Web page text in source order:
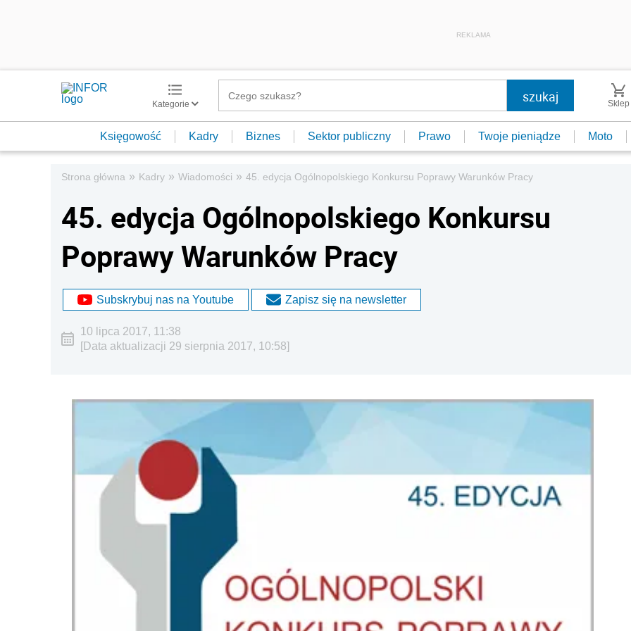
REKLAMA
Kategorie Sklep
Księgowość Kadry Biznes Sektor publiczny Prawo Twoje pieniądze Moto
Strona główna » Kadry » Wiadomości » 45. edycja Ogólnopolskiego Konkursu Poprawy Warunków Pracy
45. edycja Ogólnopolskiego Konkursu
Poprawy Warunków Pracy
Subskrybuj nas na Youtube Zapisz się na newsletter
10 lipca 2017, 11:38
[Data aktualizacji 29 sierpnia 2017, 10:58]